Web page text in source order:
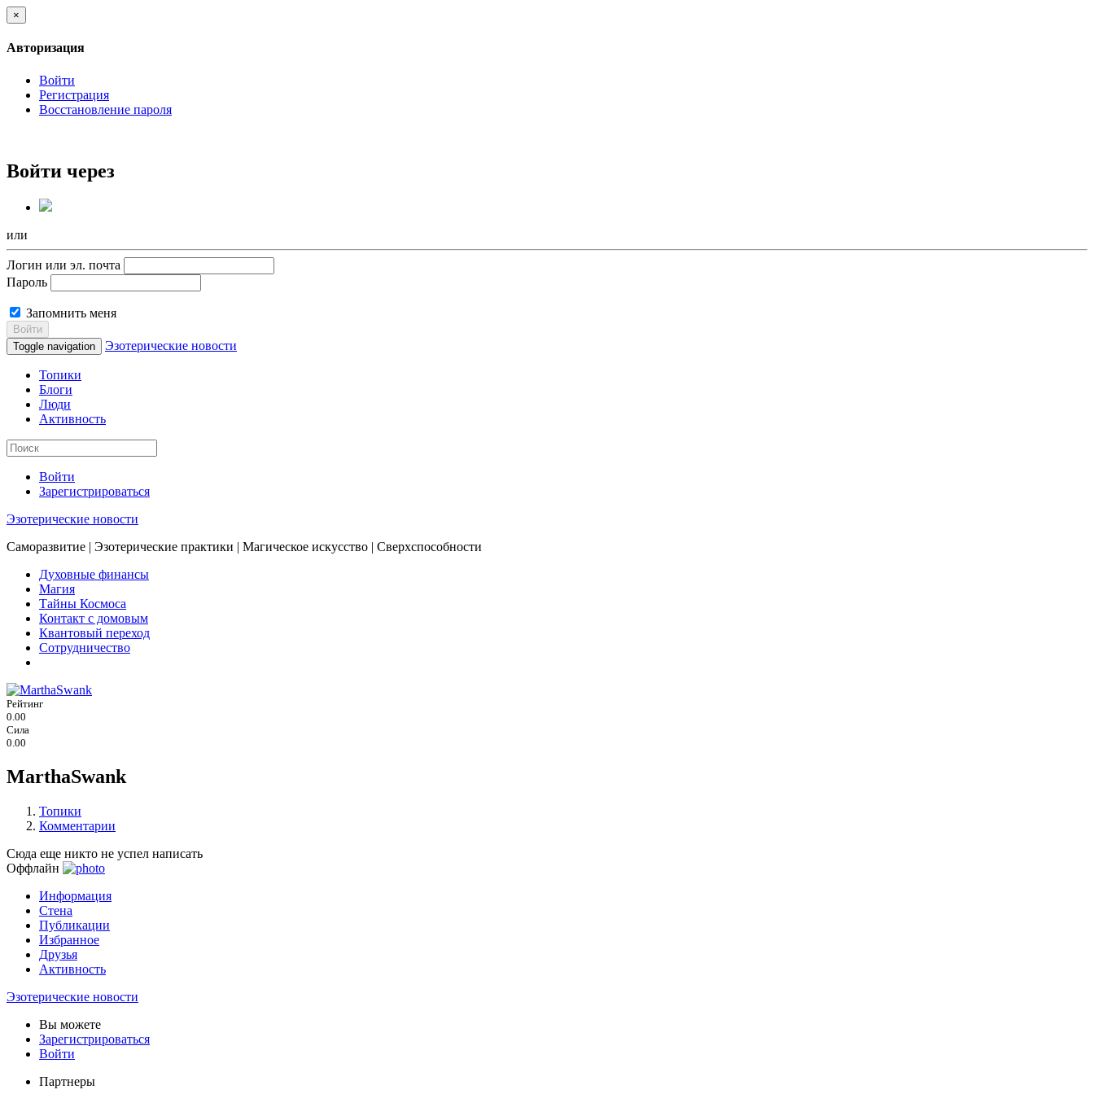
×
Авторизация
Войти
Регистрация
Восстановление пароля
Войти через
или
Логин или эл. почта
Пароль
Запомнить меня
Войти
Toggle navigation
Эзотерические новости
Топики
Блоги
Люди
Активность
Войти
Зарегистрироваться
Эзотерические новости
Саморазвитие | Эзотерические практики | Магическое искусство | Сверхспособности
Духовные финансы
Магия
Тайны Космоса
Контакт с домовым
Квантовый переход
Сотрудничество
Рейтинг
0.00
Сила
0.00
MarthaSwank
Топики
Комментарии
Сюда еще никто не успел написать
Оффлайн
Информация
Стена
Публикации
Избранное
Друзья
Активность
Эзотерические новости
Вы можете
Зарегистрироваться
Войти
Партнеры